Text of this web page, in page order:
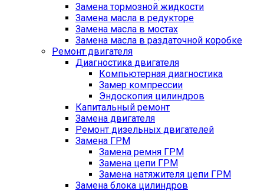
Замена тормозной жидкости
Замена масла в редукторе
Замена масла в мостах
Замена масла в раздаточной коробке
Ремонт двигателя
Диагностика двигателя
Компьютерная диагностика
Замер компрессии
Эндоскопия цилиндров
Капитальный ремонт
Замена двигателя
Ремонт дизельных двигателей
Замена ГРМ
Замена ремня ГРМ
Замена цепи ГРМ
Замена натяжителя цепи ГРМ
Замена блока цилиндров